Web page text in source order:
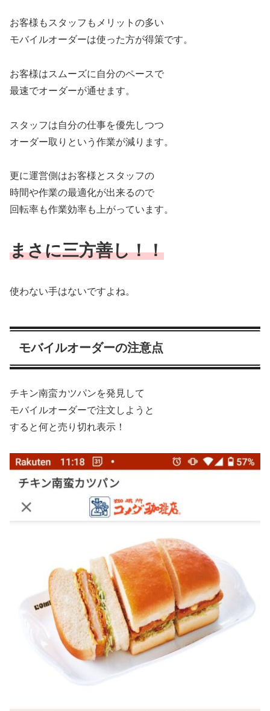
お客様もスタッフもメリットの多い
モバイルオーダーは使った方が得策です。
お客様はスムーズに自分のペースで
最速でオーダーが通せます。
スタッフは自分の仕事を優先しつつ
オーダー取りという作業が減ります。
更に運営側はお客様とスタッフの
時間や作業の最適化が出来るので
回転率も作業効率も上がっています。
まさに三方善し！！
使わない手はないですよね。
モバイルオーダーの注意点
チキン南蛮カツパンを発見して
モバイルオーダーで注文しようと
すると何と売り切れ表示！